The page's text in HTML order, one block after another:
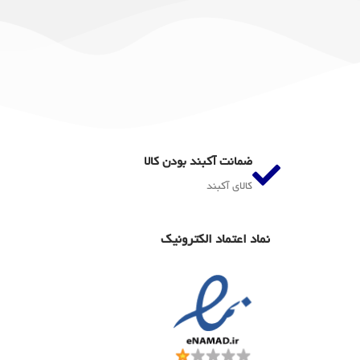
ضمانت آکبند بودن کالا
کالای آکبند
نماد اعتماد الکترونیک